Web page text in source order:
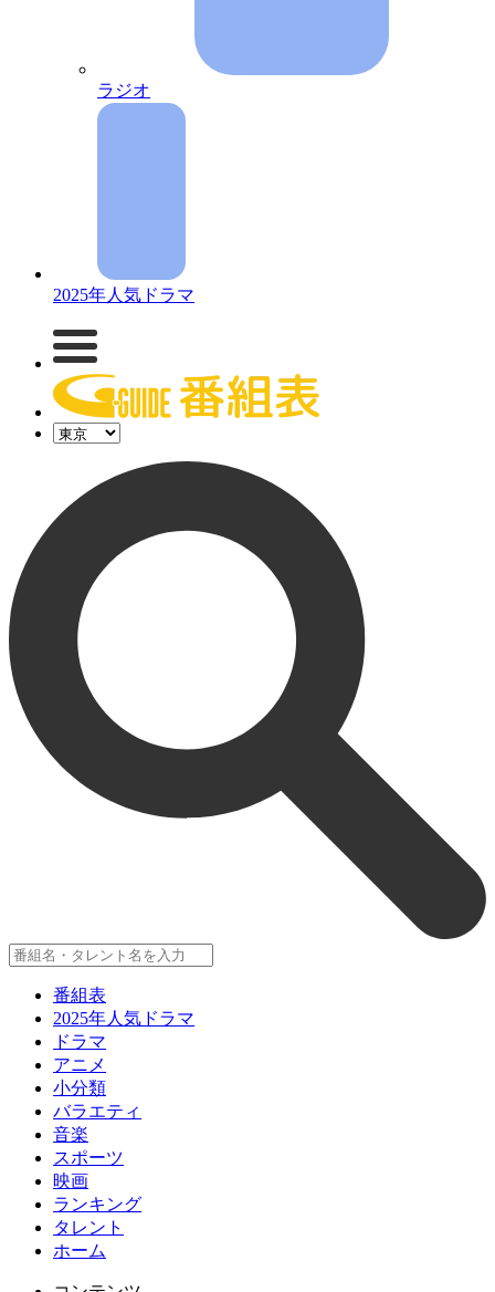
ラジオ
2025年人気ドラマ
番組表
2025年人気ドラマ
ドラマ
アニメ
小分類
バラエティ
音楽
スポーツ
映画
ランキング
タレント
ホーム